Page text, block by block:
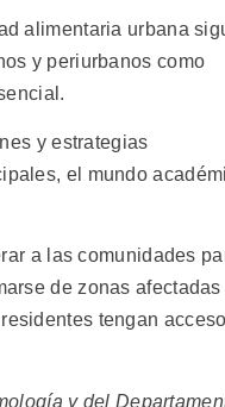
alimentaria urbana
y periurbanos como
y estrategias
el mundo
a las comunidades
de zonas afectadas
tengan
y del